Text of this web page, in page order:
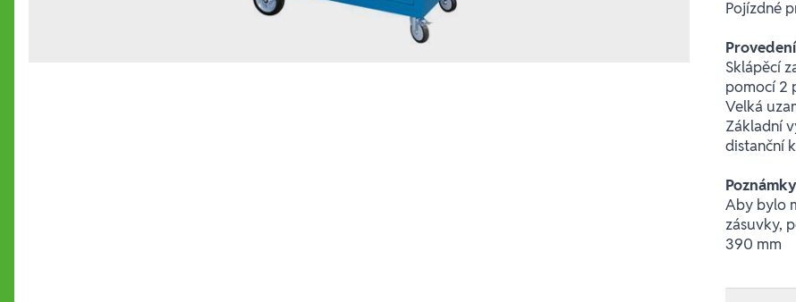
Pojízdné
Provedení
Sklápěcí
pomocí 2
Velká
Základní
distanční
Poznámky
Aby bylo
zásuvky,
390 mm